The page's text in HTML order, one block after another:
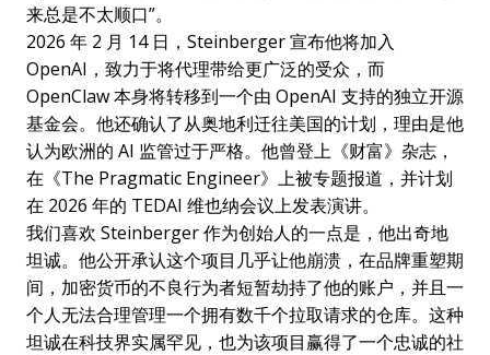
来总是不太顺口”。
2026 年 2 月 14 日，Steinberger 宣布他将加入
OpenAI，致力于将代理带给更广泛的受众，而
OpenClaw 本身将转移到一个由 OpenAI 支持的独立开源
基金会。他还确认了从奥地利迁往美国的计划，理由是他
认为欧洲的 AI 监管过于严格。他曾登上《财富》杂志，
在《The Pragmatic Engineer》上被专题报道，并计划
在 2026 年的 TEDAI 维也纳会议上发表演讲。
我们喜欢 Steinberger 作为创始人的一点是，他出奇地
坦诚。他公开承认这个项目几乎让他崩溃，在品牌重塑期
间，加密货币的不良行为者短暂劫持了他的账户，并且一
个人无法合理管理一个拥有数千个拉取请求的仓库。这种
坦诚在科技界实属罕见，也为该项目赢得了一个忠诚的社